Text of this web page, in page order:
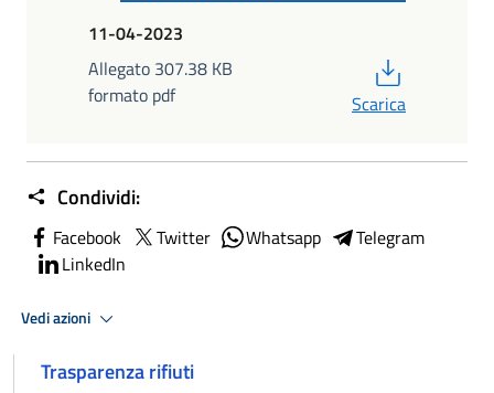
11-04-2023
Allegato 307.38 KB
formato pdf
Scarica
Condividi:
Facebook Twitter Whatsapp
Telegram
LinkedIn
Vedi azioni
Trasparenza rifiuti